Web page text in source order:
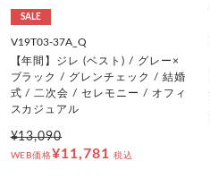
SALE
V19T03-37A_Q
【年間】ジレ (ベスト) / グレー×
ブラック / グレンチェック / 結婚
式 / 二次会 / セレモニー / オフィ
スカジュアル
¥13,090
WEB価格¥11,781 税込